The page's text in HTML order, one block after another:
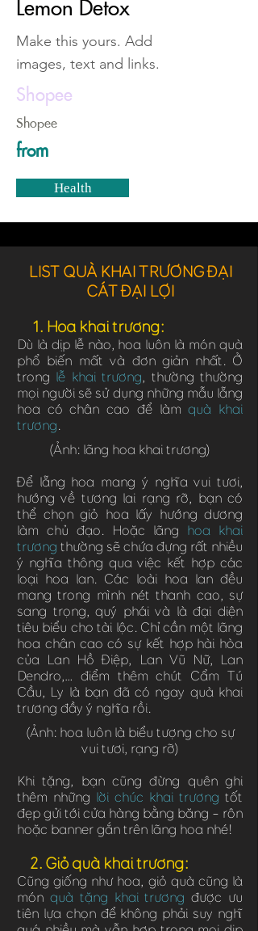
Lemon Detox
Make this yours. Add
images, text and links.
Shopee
Shopee
from
Health
LIST QUÀ KHAI TRƯƠNG ĐẠI
CÁT ĐẠI LỢI
1. Hoa khai trương:
Dù là dịp lễ nào, hoa luôn là món quà
phổ biến mất và đơn giản nhất. Ở
trong lễ khai trương, thường thường
mọi người sẽ sử dụng những mẫu lẵng
hoa có chân cao để làm quà khai
trương.
(Ảnh: lãng hoa khai trương)
Để lẵng hoa mang ý nghĩa vui tươi,
hướng về tương lai rạng rỡ, bạn có
thể chọn giỏ hoa lấy hướng dương
làm chủ đạo. Hoặc lãng hoa khai
trương thường sẽ chứa đựng rất nhiều
ý nghĩa thông qua việc kết hợp các
loại hoa lan. Các loài hoa lan đều
mang trong mình nét thanh cao, sự
sang trọng, quý phái và là đại diện
tiêu biểu cho tài lộc. Chỉ cần một lãng
hoa chân cao có sự kết hợp hài hòa
của Lan Hồ Điệp, Lan Vũ Nữ, Lan
Dendro,… điểm thêm chút Cẩm Tú
Cầu, Ly là bạn đã có ngay quà khai
trương đầy ý nghĩa rồi.
(Ảnh: hoa luôn là biểu tượng cho sự
vui tươi, rạng rỡ)
Khi tặng, bạn cũng đừng quên ghi
thêm những lời chúc khai trương tốt
đẹp gửi tới cửa hàng bằng băng – rôn
hoặc banner gắn trên lãng hoa nhé!
2. Giỏ quà khai trương:
Cũng giống như hoa, giỏ quà cũng là
món quà tặng khai trương được ưu
tiên lựa chọn để không phải suy nghĩ